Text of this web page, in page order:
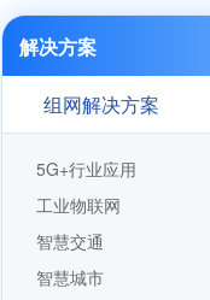
解决方案
组网解决方案
5G+行业应用
工业物联网
智慧交通
智慧城市